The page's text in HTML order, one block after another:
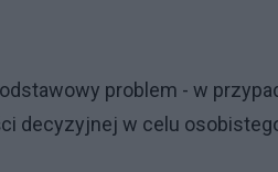
problem - w
decyzyjnej w celu